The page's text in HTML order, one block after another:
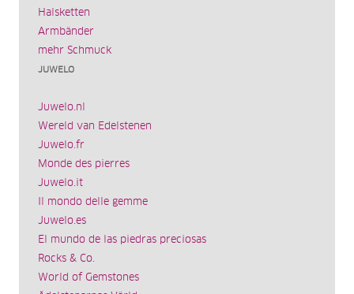
Halsketten
Armbänder
mehr Schmuck
JUWELO
Juwelo.nl
Wereld van Edelstenen
Juwelo.fr
Monde des pierres
Juwelo.it
Il mondo delle gemme
Juwelo.es
El mundo de las piedras preciosas
Rocks & Co.
World of Gemstones